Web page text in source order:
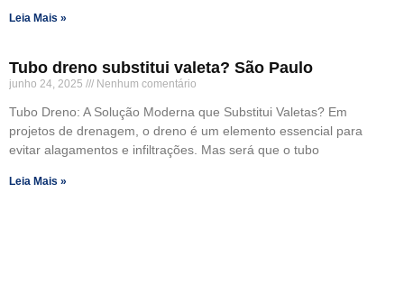
Leia Mais »
Tubo dreno substitui valeta? São Paulo
junho 24, 2025 Nenhum comentário
Tubo Dreno: A Solução Moderna que Substitui Valetas? Em
projetos de drenagem, o dreno é um elemento essencial para
evitar alagamentos e infiltrações. Mas será que o tubo
Leia Mais »